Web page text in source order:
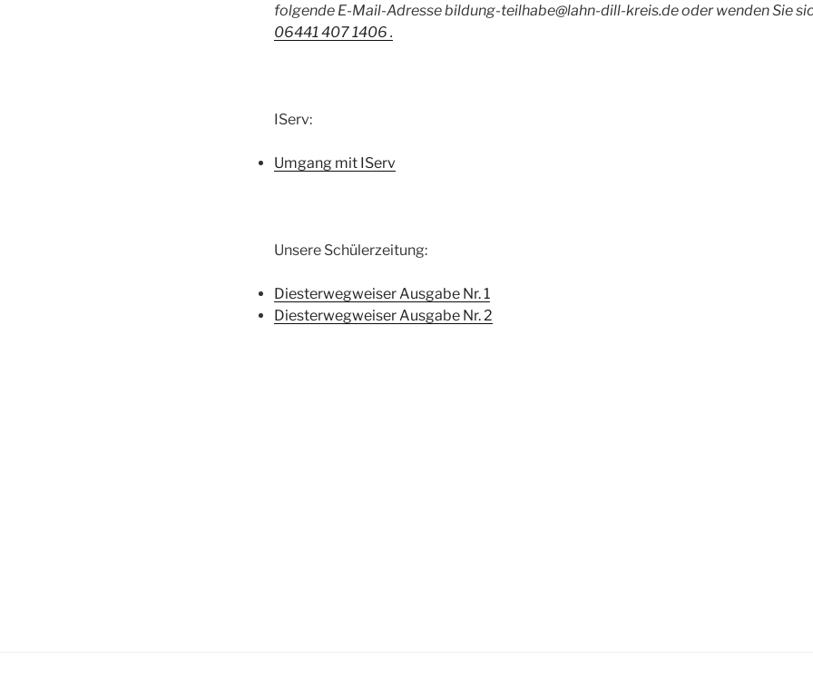
folgende E-Mail-Adresse bildung-teilhabe@lahn-dill-kreis.de oder wenden Sie
06441 407 1406 .
IServ:
Umgang mit IServ
Unsere Schülerzeitung:
Diesterwegweiser Ausgabe Nr. 1
Diesterwegweiser Ausgabe Nr. 2